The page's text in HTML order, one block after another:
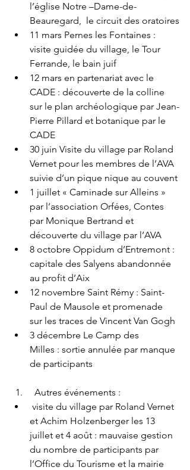
l’église Notre –Dame-de-
Beauregard,  le circuit des oratoires
11 mars Pernes les Fontaines :
visite guidée du village, le Tour
Ferrande, le bain juif
12 mars en partenariat avec le
CADE : découverte de la colline
sur le plan archéologique par Jean-
Pierre Pillard et botanique par le
CADE
30 juin Visite du village par Roland
Vernet pour les membres de l’AVA
suivie d’un pique nique au couvent
1 juillet « Caminade sur Alleins »
par l’association Orfées, Contes
par Monique Bertrand et
découverte du village par l’AVA
8 octobre Oppidum d’Entremont :
capitale des Salyens abandonnée
au profit d’Aix
12 novembre Saint Rémy : Saint-
Paul de Mausole et promenade
sur les traces de Vincent Van Gogh
3 décembre Le Camp des
Milles : sortie annulée par manque
de participants
Autres événements :
visite du village par Roland Vernet
et Achim Holzenberger les 13
juillet et 4 août : mauvaise gestion
du nombre de participants par
l’Office du Tourisme et la mairie